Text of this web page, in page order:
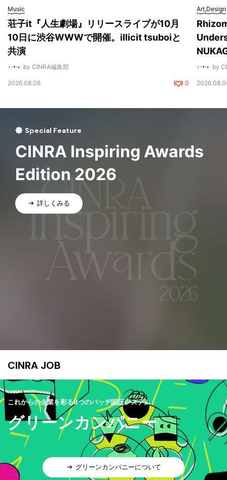
Music
荘子it『人生劇場』リリースライブが10月
10日に渋谷WWWで開催。illicit tsuboiと
共演
by CINRA編集部
2026.08.06 0
Art,Design
by
Special Feature
CINRA Inspiring Awards
Edition 2026
詳しくみる
CINRA JOB
これからの企業を彩る9つのバッヂ認証システム
グリーンカンパニー
グリーンカンパニーについて